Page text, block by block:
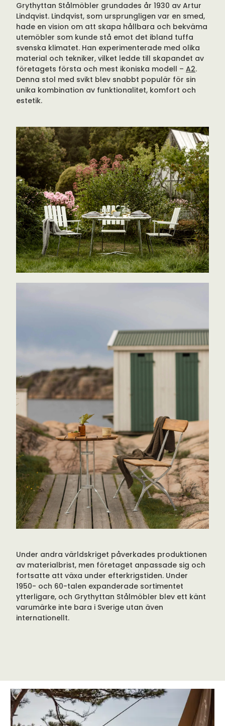
Grythyttan Stålmöbler grundades år 1930 av Artur
Lindqvist. Lindqvist, som ursprungligen var en smed,
hade en vision om att skapa hållbara och bekväma
utemöbler som kunde stå emot det ibland tuffa
svenska klimatet. Han experimenterade med olika
material och tekniker, vilket ledde till skapandet av
företagets första och mest ikoniska modell – A2.
Denna stol med svikt blev snabbt populär för sin
unika kombination av funktionalitet, komfort och
estetik.
Under andra världskriget påverkades produktionen
av materialbrist, men företaget anpassade sig och
fortsatte att växa under efterkrigstiden. Under
1950- och 60-talen expanderade sortimentet
ytterligare, och Grythyttan Stålmöbler blev ett känt
varumärke inte bara i Sverige utan även
internationellt.